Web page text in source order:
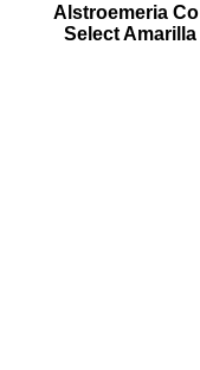
Alstroemeria
Select Amarilla